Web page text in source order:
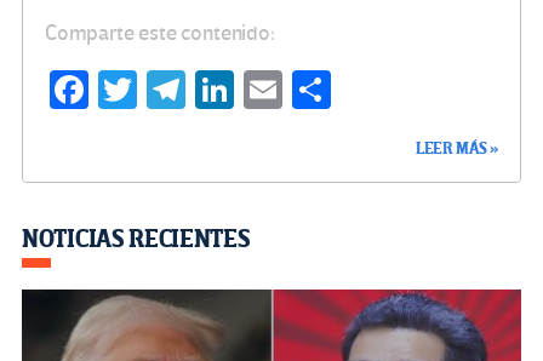
Comparte este contenido:
Fa
o
k
T
Te
m
Li
n
E
tir
LEER MÁS »
NOTICIAS RECIENTES